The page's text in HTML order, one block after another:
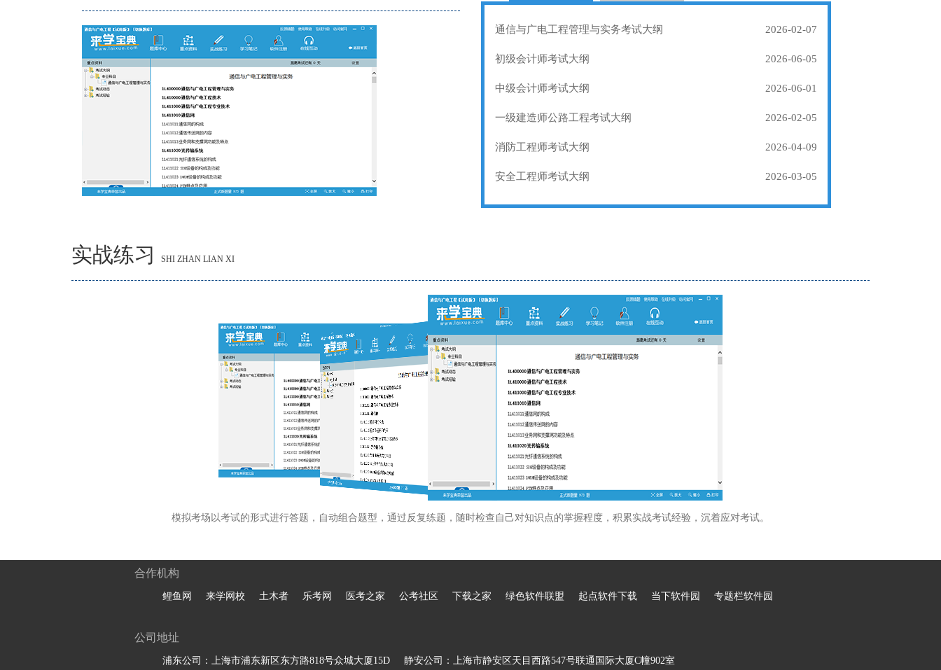
通信与广电工程管理与实务考试大纲 2026-02-07
初级会计师考试大纲 2026-06-05
中级会计师考试大纲 2026-06-01
一级建造师公路工程考试大纲 2026-02-05
消防工程师考试大纲 2026-04-09
安全工程师考试大纲 2026-03-05
实战练习 SHI ZHAN LIAN XI
模拟考场以考试的形式进行答题，自动组合题型，通过反复练题，随时检查自己对知识点的掌握程度，积累实战考试经验，沉着应对考试。
合作机构
鲤鱼网 来学网校 土木者 乐考网 医考之家 公考社区 下载之家 绿色软件联盟 起点软件下载 当下软件园 专题栏软件园
公司地址
浦东公司：上海市浦东新区东方路818号众城大厦15D 静安公司：上海市静安区天目西路547号联通国际大厦C幢902室